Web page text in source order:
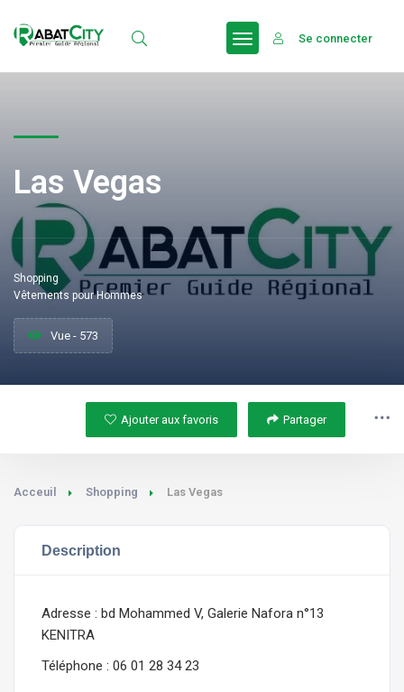
Se connecter
Las Vegas
Shopping
Vêtements pour Hommes
Vue - 573
Ajouter aux favoris Partager
Acceuil Shopping Las Vegas
Description
Adresse : bd Mohammed V, Galerie Nafora n°13
KENITRA
Téléphone : 06 01 28 34 23